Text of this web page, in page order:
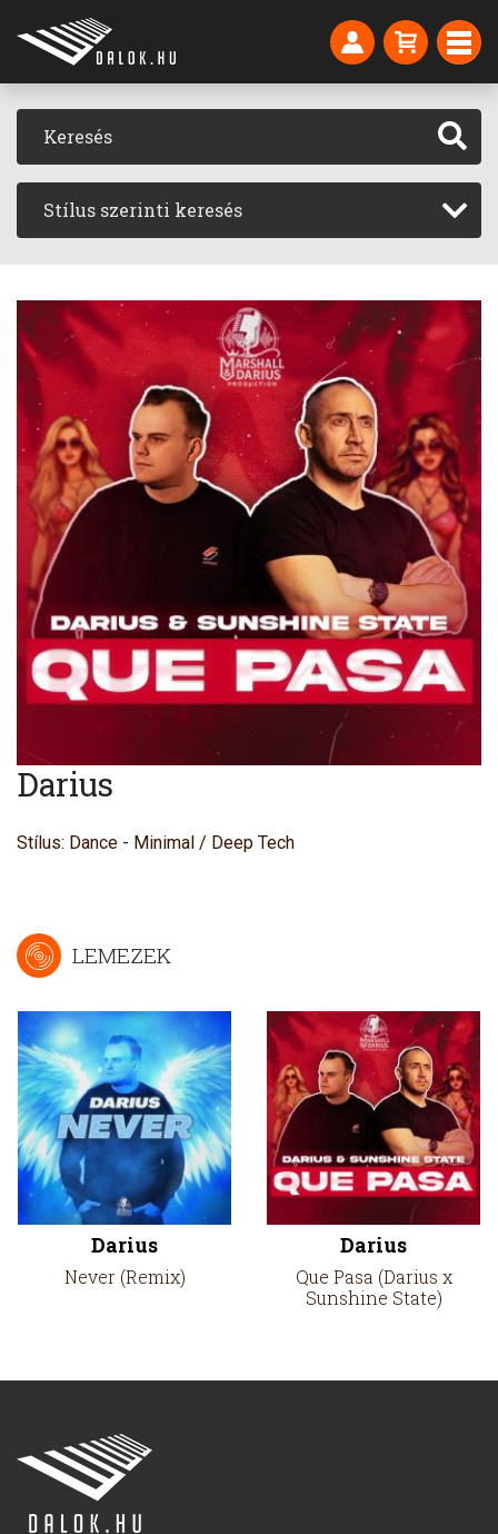
Stílus szerinti keresés
Darius
Stílus: Dance - Minimal / Deep Tech
LEMEZEK
Darius
Never (Remix)
Darius
Que Pasa (Darius x
Sunshine State)